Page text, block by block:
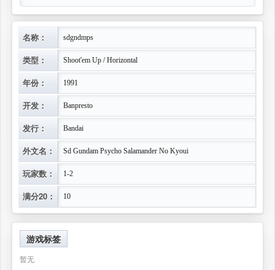
名称： sdgndmps
类型： Shoot'em Up / Horizontal
年份： 1991
开发： Banpresto
发行： Bandai
外文名： Sd Gundam Psycho Salamander No Kyoui
玩家数： 1-2
满分20： 10
游戏标签
暂无